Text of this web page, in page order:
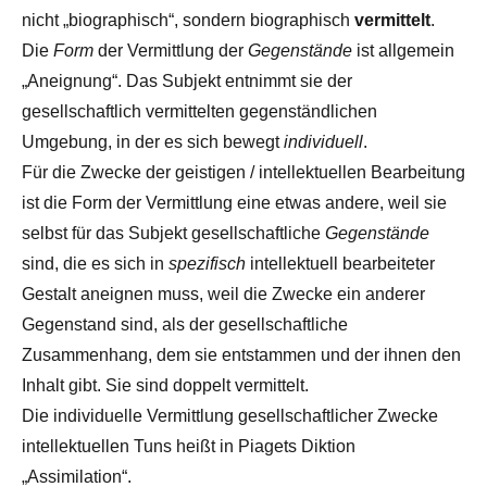
nicht „biographisch“, sondern biographisch vermittelt.
Die Form der Vermittlung der Gegenstände ist allgemein
„Aneignung“. Das Subjekt entnimmt sie der
gesellschaftlich vermittelten gegenständlichen
Umgebung, in der es sich bewegtindividuell.
Für die Zwecke der geistigen / intellektuellen Bearbeitung
ist die Form der Vermittlung eine etwas andere, weil sie
selbst für das Subjekt gesellschaftliche Gegenstände
sind, die es sich in spezifisch intellektuell bearbeiteter
Gestalt aneignen muss, weil die Zwecke ein anderer
Gegenstand sind, als der gesellschaftliche
Zusammenhang, dem sie entstammen und der ihnen den
Inhalt gibt. Sie sind doppelt vermittelt.
Die individuelle Vermittlung gesellschaftlicher Zwecke
intellektuellen Tuns heißt in Piagets Diktion
„Assimilation“.